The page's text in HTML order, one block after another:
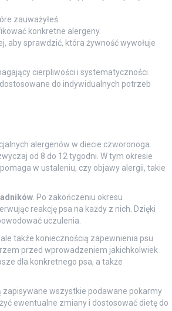
zauważyłeś.
konkretne alergeny.
aby sprawdzić, która żywność wywołuje
cierpliwości i systematyczności.
do indywidualnych potrzeb
alergenów w diecie czworonoga.
od 8 do 12 tygodni. W tym okresie
w ustaleniu, czy objawy alergii, takie
. Po zakończeniu okresu
reakcję psa na każdy z nich. Dzięki
uczulenia.
także koniecznością zapewnienia psu
przed wprowadzeniem jakichkolwiek
dla konkretnego psa, a także
zapisywane wszystkie podawane pokarmy
ewentualne zmiany i dostosować dietę do